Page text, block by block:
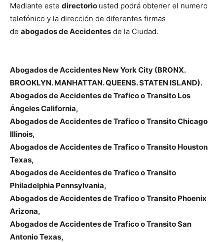
Mediante este directorio usted podrá obtener el numero
telefónico y la dirección de diferentes firmas
de abogados de Accidentes de la Ciudad.
Abogados de Accidentes New York City (BRONX.
BROOKLYN. MANHATTAN. QUEENS. STATEN ISLAND).
Abogados de Accidentes de Trafico o Transito Los
Ángeles California,
Abogados de Accidentes de Trafico o Transito Chicago
Illinois,
Abogados de Accidentes de Trafico o Transito Houston
Texas,
Abogados de Accidentes de Trafico o Transito
Philadelphia Pennsylvania,
Abogados de Accidentes de Trafico o Transito Phoenix
Arizona,
Abogados de Accidentes de Trafico o Transito San
Antonio Texas,